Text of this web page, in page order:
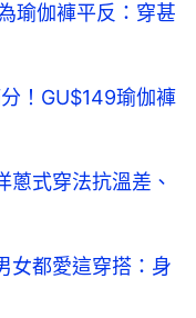
瑜伽褲平反：穿甚
！GU$149瑜伽褲
蔥式穿法抗溫差、
女都愛這穿搭：身